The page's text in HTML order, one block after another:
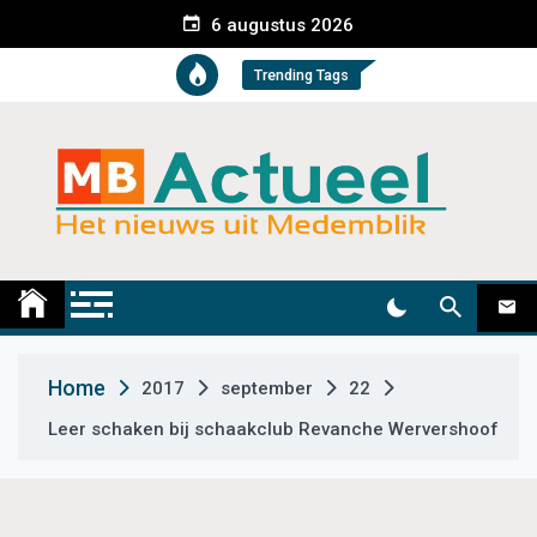
e
t
6 augustus 2026
Trending Tags
Medemblik Actueel
Home 2017 september
22
Leer schaken bij schaakclub Revanche Wervershoof